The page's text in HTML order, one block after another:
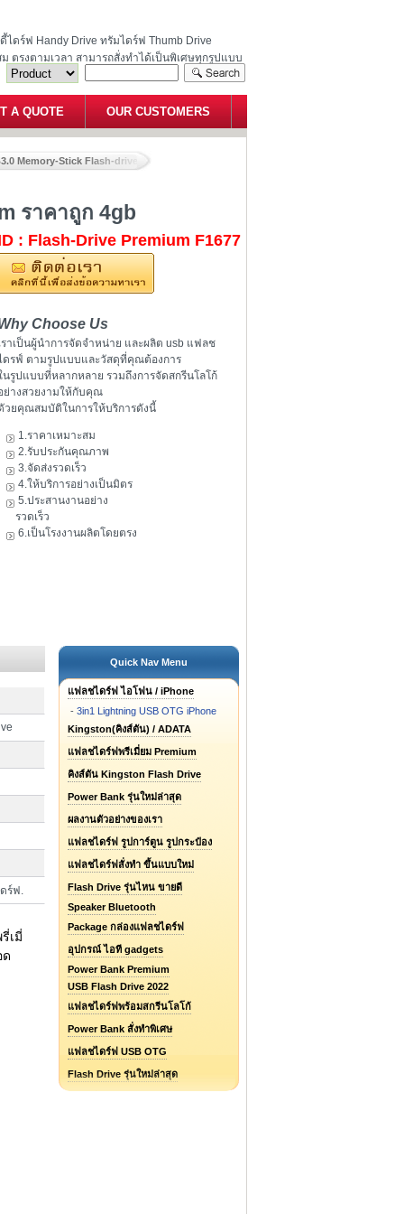
ดร์ฟ Handy Drive ทรัมไดร์ฟ Thumb Drive
ตรงตามเวลา สามารถสั่งทำได้เป็นพิเศษทุกรูปแบบ
A QUOTE OUR CUSTOMERS
Memory-Stick Flash-drive 32GB Premium ราคาถูก 4gb
ราคาถูก 4gb
: Flash-Drive Premium F1677
Choose Us
ราเป็นผู้นำการจัดจำหน่าย และผลิต usb แฟลช
ดรฟ์ ตามรูปแบบและวัสดุที่คุณต้องการ
นรูปแบบที่หลากหลาย รวมถึงการจัดสกรีนโลโก้
ย่างสวยงามให้กับคุณ
วยคุณสมบัติในการให้บริการดังนี้
1.ราคาเหมาะสม
2.รับประกันคุณภาพ
3.จัดส่งรวดเร็ว
4.ให้บริการอย่างเป็นมิตร
5.ประสานงานอย่าง
รวดเร็ว
6.เป็นโรงงานผลิตโดยตรง
ร์ฟ.
เมี่
ด
Quick Nav Menu
แฟลชไดร์ฟ ไอโฟน / iPhone
- 3in1 Lightning USB OTG iPhone
Kingston(คิงส์ตัน) / ADATA
แฟลชไดร์ฟพรีเมี่ยม Premium
คิงส์ตัน Kingston Flash Drive
Power Bank รุ่นใหม่ล่าสุด
ผลงานตัวอย่างของเรา
แฟลชไดร์ฟ รูปการ์ตูน รูปกระป๋อง
แฟลชไดร์ฟสั่งทำ ขึ้นแบบใหม่
Flash Drive รุ่นไหน ขายดี
Speaker Bluetooth
Package กล่องแฟลชไดร์ฟ
อุปกรณ์ ไอที gadgets
Power Bank Premium
USB Flash Drive 2022
แฟลชไดร์ฟพร้อมสกรีนโลโก้
Power Bank สั่งทำพิเศษ
แฟลชไดร์ฟ USB OTG
Flash Drive รุ่นใหม่ล่าสุด